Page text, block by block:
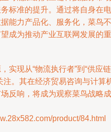
标准的提升。通过将自身在电
能力产品化、服务化，菜鸟不
成为推动产业互联网发展的重
实现从“物流执行者”到“供应链
注。其在经济贸易咨询与计算
反响，将成为观察菜鸟战略成
product/84.html